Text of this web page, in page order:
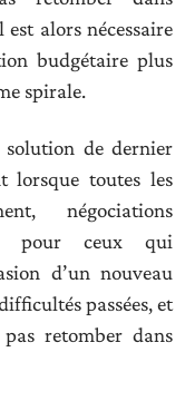
alors nécessaire
budgétaire plus
spirale.
solution de dernier
lorsque toutes les
négociations
pour ceux qui
d’un nouveau
passées, et
retomber dans